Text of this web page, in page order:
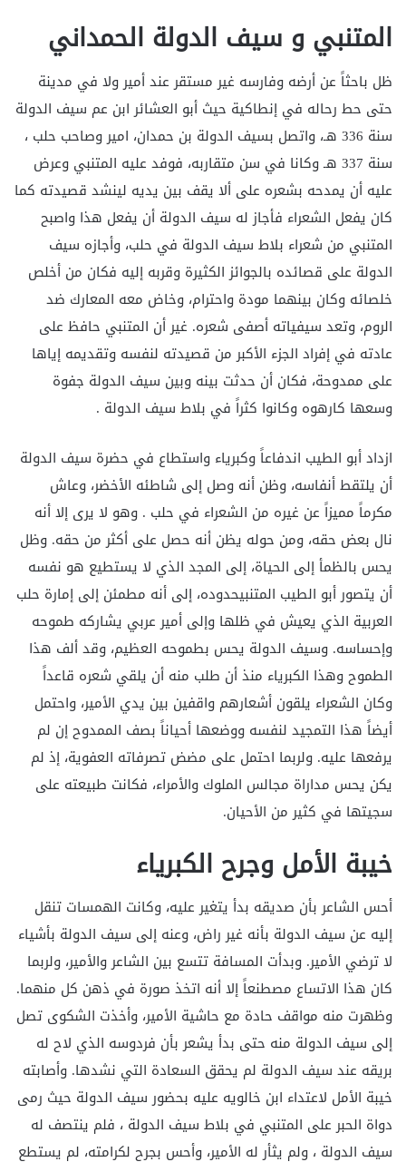
المتنبي و سيف الدولة الحمداني
ظل باحثاً عن أرضه وفارسه غير مستقر عند أمير ولا في مدينة
حتى حط رحاله في إنطاكية حيث أبو العشائر ابن عم سيف الدولة
سنة 336 هـ، واتصل بسيف الدولة بن حمدان، امير وصاحب حلب ،
سنة 337 هـ وكانا في سن متقاربه، فوفد عليه المتنبي وعرض
عليه أن يمدحه بشعره على ألا يقف بين يديه لينشد قصيدته كما
كان يفعل الشعراء فأجاز له سيف الدولة أن يفعل هذا واصبح
المتنبي من شعراء بلاط سيف الدولة في حلب، وأجازه سيف
الدولة على قصائده بالجوائز الكثيرة وقربه إليه فكان من أخلص
خلصائه وكان بينهما مودة واحترام، وخاض معه المعارك ضد
الروم، وتعد سيفياته أصفى شعره. غير أن المتنبي حافظ على
عادته في إفراد الجزء الأكبر من قصيدته لنفسه وتقديمه إياها
على ممدوحة، فكان أن حدثت بينه وبين سيف الدولة جفوة
وسعها كارهوه وكانوا كثراً في بلاط سيف الدولة .
ازداد أبو الطيب اندفاعاً وكبرياء واستطاع في حضرة سيف الدولة
أن يلتقط أنفاسه، وظن أنه وصل إلى شاطئه الأخضر، وعاش
مكرماً مميزاً عن غيره من الشعراء في حلب . وهو لا يرى إلا أنه
نال بعض حقه، ومن حوله يظن أنه حصل على أكثر من حقه. وظل
يحس بالظمأ إلى الحياة، إلى المجد الذي لا يستطيع هو نفسه
أن يتصور أبو الطيب المتنبيحدوده، إلى أنه مطمئن إلى إمارة حلب
العربية الذي يعيش في ظلها وإلى أمير عربي يشاركه طموحه
وإحساسه. وسيف الدولة يحس بطموحه العظيم، وقد ألف هذا
الطموح وهذا الكبرياء منذ أن طلب منه أن يلقي شعره قاعداً
وكان الشعراء يلقون أشعارهم واقفين بين يدي الأمير، واحتمل
أيضاً هذا التمجيد لنفسه ووضعها أحياناً بصف الممدوح إن لم
يرفعها عليه. ولربما احتمل على مضض تصرفاته العفوية، إذ لم
يكن يحس مداراة مجالس الملوك والأمراء، فكانت طبيعته على
سجيتها في كثير من الأحيان.
خيبة الأمل وجرح الكبرياء
أحس الشاعر بأن صديقه بدأ يتغير عليه، وكانت الهمسات تنقل
إليه عن سيف الدولة بأنه غير راض، وعنه إلى سيف الدولة بأشياء
لا ترضي الأمير. وبدأت المسافة تتسع بين الشاعر والأمير، ولربما
كان هذا الاتساع مصطنعاً إلا أنه اتخذ صورة في ذهن كل منهما.
وظهرت منه مواقف حادة مع حاشية الأمير، وأخذت الشكوى تصل
إلى سيف الدولة منه حتى بدأ يشعر بأن فردوسه الذي لاح له
بريقه عند سيف الدولة لم يحقق السعادة التي نشدها. وأصابته
خيبة الأمل لاعتداء ابن خالويه عليه بحضور سيف الدولة حيث رمى
دواة الحبر على المتنبي في بلاط سيف الدولة ، فلم ينتصف له
سيف الدولة ، ولم يثأر له الأمير، وأحس بجرح لكرامته، لم يستطع